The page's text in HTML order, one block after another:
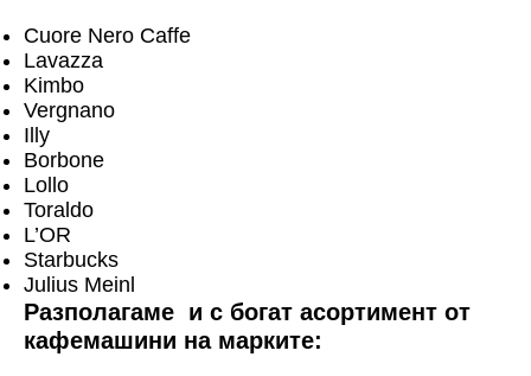
Cuore Nero Caffe
Lavazza
Kimbo
Vergnano
Illy
Borbone
Lollo
Toraldo
L’OR
Starbucks
Julius Meinl
Разполагаме и с богат асортимент от
кафемашини на марките: